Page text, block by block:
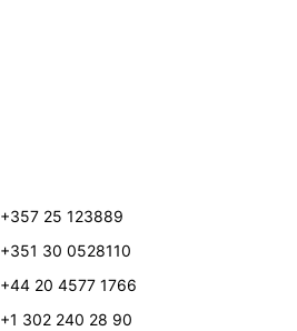
+357 25 123889
+351 30 0528110
+44 20 4577 1766
+1 302 240 28 90